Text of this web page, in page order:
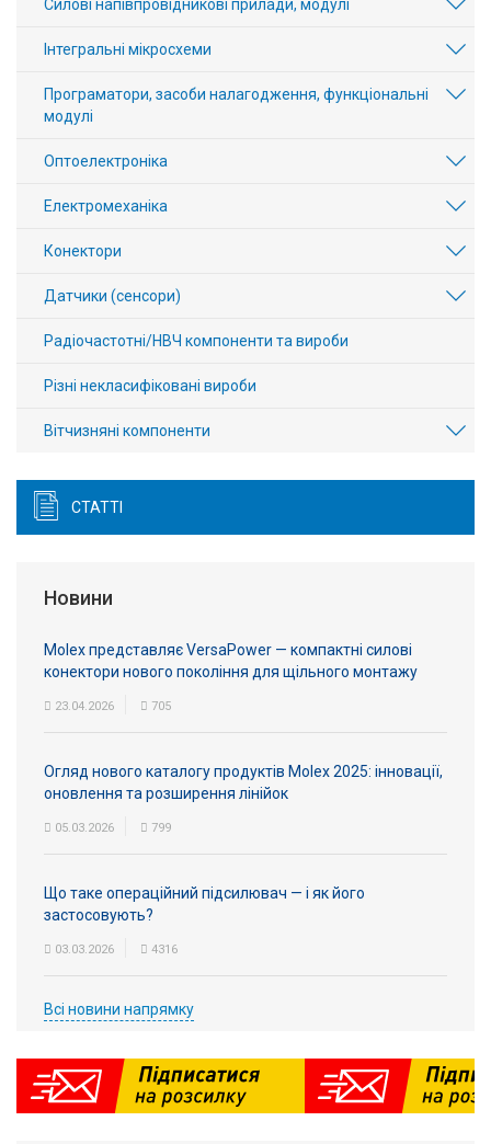
Силові напівпровідникові прилади, модулі
Інтегральні мікросхеми
Програматори, засоби налагодження, функціональні
модулі
Оптоелектроніка
Електромеханіка
Конектори
Датчики (сенсори)
Радіочастотні/НВЧ компоненти та вироби
Різні некласифіковані вироби
Вітчизняні компоненти
СТАТТІ
Новини
Molex представляє VersaPower — компактні силові
конектори нового покоління для щільного монтажу
23.04.2026 705
Огляд нового каталогу продуктів Molex 2025: інновації,
оновлення та розширення лінійок
05.03.2026 799
Що таке операційний підсилювач — і як його
застосовують?
03.03.2026 4316
Всі новини напрямку